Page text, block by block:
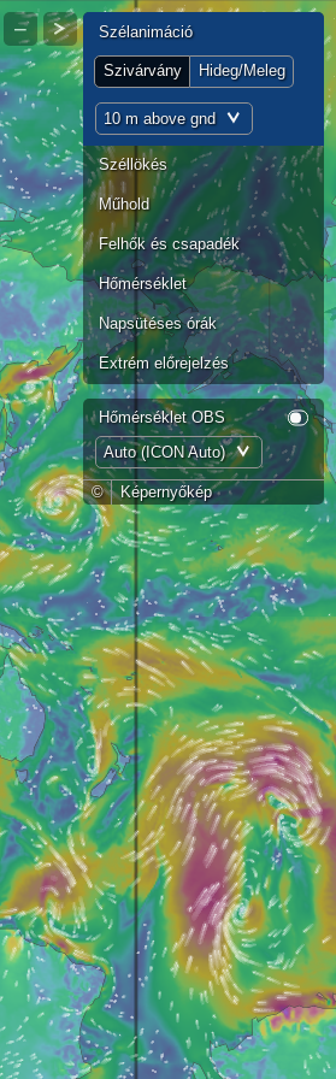
Hőmérséklet OBS
Auto (ICON Auto)
© Képernyőkép
Szélanimáció
Szivárvány Hideg/Meleg
10 m above gnd
Széllökés
Műhold
Felhők és csapadék
Hőmérséklet
Napsütéses órák
Extrém előrejelzés
−